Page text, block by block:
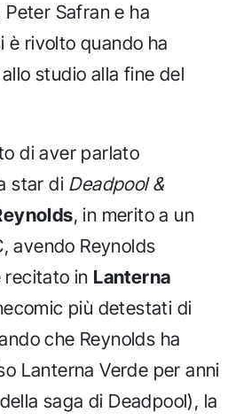
Peter Safran e ha
è rivolto quando ha
studio alla fine del
di aver parlato
star di Deadpool &
, in merito a un
avendo Reynolds
in Lanterna
più detestati di
che Reynolds ha
Lanterna Verde per anni
saga di Deadpool), la